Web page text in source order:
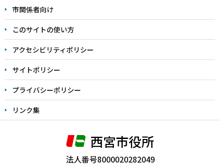
こ
ま
で
市関係者向け
このサイトの使い方
アクセシビリティポリシー
サイトポリシー
プライバシーポリシー
リンク集
西宮市役所
法人番号8000020282049